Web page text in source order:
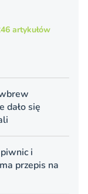
artykułów
dało się
i
przepis na